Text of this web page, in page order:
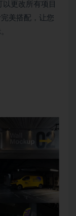
更改所有项目
美搭配，让您